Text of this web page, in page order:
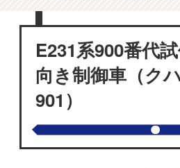
E231系900番代
向き制御車（ク
901）